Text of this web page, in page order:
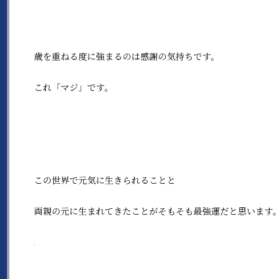
歳を重ねる度に強まるのは感謝の気持ちです。
これ「マジ」です。
この世界で元気に生きられることと
両親の元に生まれてきたことがそもそも最強運だと思います。